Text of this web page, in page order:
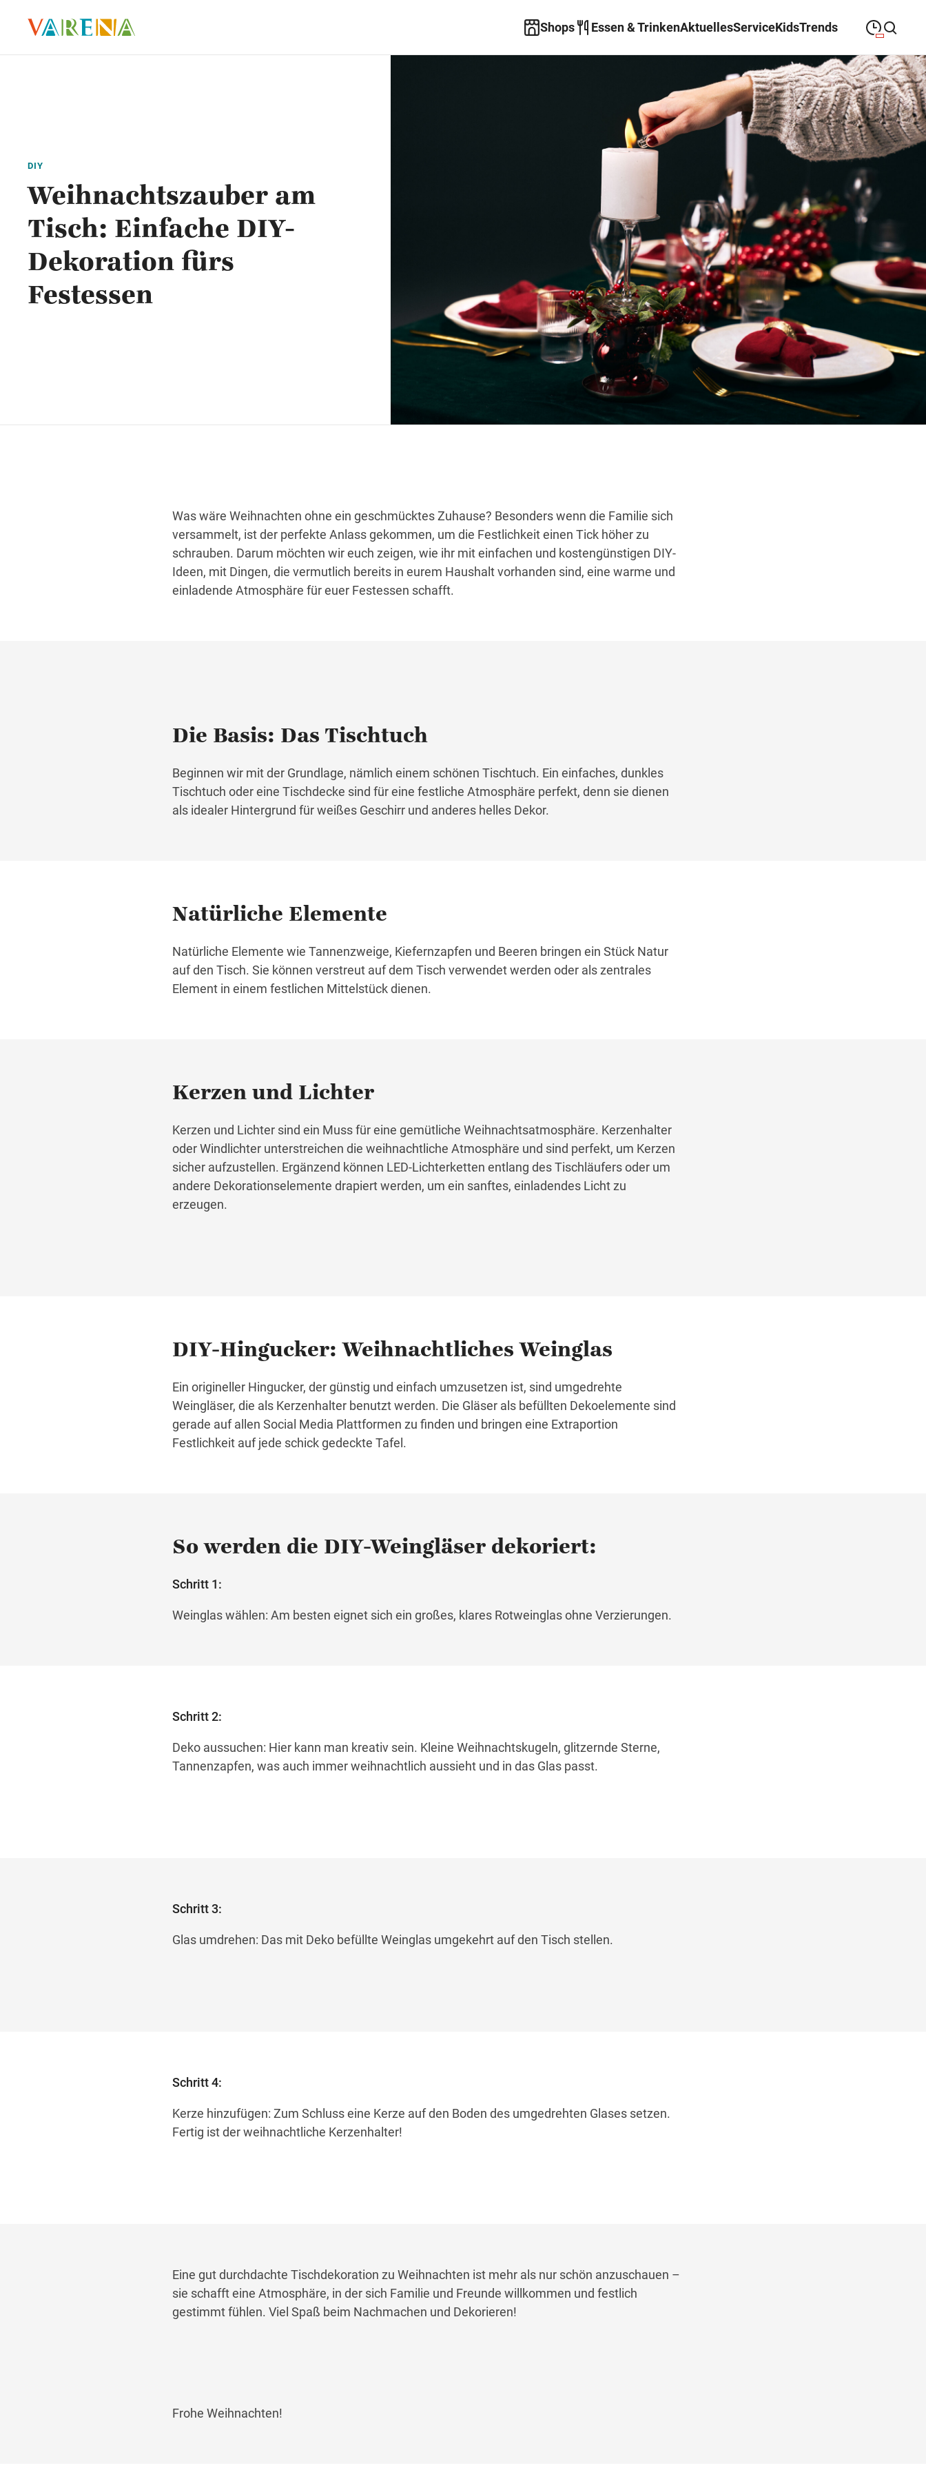
Shops Essen & TrinkenAktuellesServiceKidsTrends
Suche schließenMontag
MONTAG 09:00—19:00
Dienstag
DIENSTAG 09:00—19:00
MITTWOCH 09:00—19:00
Donnerstag
DONNERSTAG 09:00—19:00
Freitag
FREITAG 09:00— 19:00
Samstag
SAMSTAG 09:00—18:00
Abweichende Öffnungszeiten
Wegbeschreibung
DIY
Weihnachtszauber am
Tisch: Einfache DIY-
Dekoration fürs
Festessen
Was wäre Weihnachten ohne ein geschmücktes Zuhause? Besonders wenn die Familie sich
versammelt, ist der perfekte Anlass gekommen, um die Festlichkeit einen Tick höher zu
schrauben. Darum möchten wir euch zeigen, wie ihr mit einfachen und kostengünstigen DIY-
Ideen, mit Dingen, die vermutlich bereits in eurem Haushalt vorhanden sind, eine warme und
einladende Atmosphäre für euer Festessen schafft.
Die Basis: Das Tischtuch
Beginnen wir mit der Grundlage, nämlich einem schönen Tischtuch. Ein einfaches, dunkles
Tischtuch oder eine Tischdecke sind für eine festliche Atmosphäre perfekt, denn sie dienen
als idealer Hintergrund für weißes Geschirr und anderes helles Dekor.
Natürliche Elemente
Natürliche Elemente wie Tannenzweige, Kiefernzapfen und Beeren bringen ein Stück Natur
auf den Tisch. Sie können verstreut auf dem Tisch verwendet werden oder als zentrales
Element in einem festlichen Mittelstück dienen.
Kerzen und Lichter
Kerzen und Lichter sind ein Muss für eine gemütliche Weihnachtsatmosphäre. Kerzenhalter
oder Windlichter unterstreichen die weihnachtliche Atmosphäre und sind perfekt, um Kerzen
sicher aufzustellen. Ergänzend können LED-Lichterketten entlang des Tischläufers oder um
andere Dekorationselemente drapiert werden, um ein sanftes, einladendes Licht zu
erzeugen.
DIY-Hingucker: Weihnachtliches Weinglas
Ein origineller Hingucker, der günstig und einfach umzusetzen ist, sind umgedrehte
Weingläser, die als Kerzenhalter benutzt werden. Die Gläser als befüllten Dekoelemente sind
gerade auf allen Social Media Plattformen zu finden und bringen eine Extraportion
Festlichkeit auf jede schick gedeckte Tafel.
So werden die DIY-Weingläser dekoriert:
Schritt 1:
Weinglas wählen: Am besten eignet sich ein großes, klares Rotweinglas ohne Verzierungen.
Schritt 2:
Deko aussuchen: Hier kann man kreativ sein. Kleine Weihnachtskugeln, glitzernde Sterne,
Tannenzapfen, was auch immer weihnachtlich aussieht und in das Glas passt.
Schritt 3:
Glas umdrehen: Das mit Deko befüllte Weinglas umgekehrt auf den Tisch stellen.
Schritt 4:
Kerze hinzufügen: Zum Schluss eine Kerze auf den Boden des umgedrehten Glases setzen.
Fertig ist der weihnachtliche Kerzenhalter!
Eine gut durchdachte Tischdekoration zu Weihnachten ist mehr als nur schön anzuschauen –
sie schafft eine Atmosphäre, in der sich Familie und Freunde willkommen und festlich
gestimmt fühlen. Viel Spaß beim Nachmachen und Dekorieren!
Frohe Weihnachten!